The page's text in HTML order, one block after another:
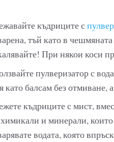
къдриците с
тъй като в
При някои коси
пулверизатор с
като балсам без отмиване,
къдриците с мист,
и минерали, които
водата, която